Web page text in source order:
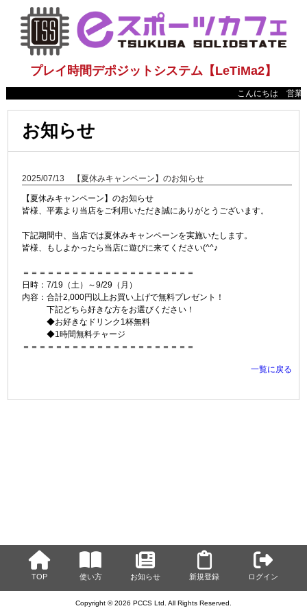
プレイ時間デポジットシステム【LeTiMa2】
こんにちは 営業
お知らせ
2025/07/13 【夏休みキャンペーン】のお知らせ
【夏休みキャンペーン】のお知らせ
皆様、平素より当店をご利用いただき誠にありがとうございます。
下記期間中、当店では夏休みキャンペーンを実施いたします。
皆様、もしよかったら当店に遊びに来てください(^^♪
＝＝＝＝＝＝＝＝＝＝＝＝＝＝＝＝＝＝＝＝＝
日時：7/19（土）～9/29（月）
内容：合計2,000円以上お買い上げで無料プレゼント！
下記どちら好きな方をお選びください！
◆お好きなドリンク1杯無料
◆1時間無料チャージ
＝＝＝＝＝＝＝＝＝＝＝＝＝＝＝＝＝＝＝＝＝
一覧に戻る
TOP 使い方 お知らせ 新規登録 ログイン
Copyright © 2026 PCCS Ltd. All Rights Reserved.